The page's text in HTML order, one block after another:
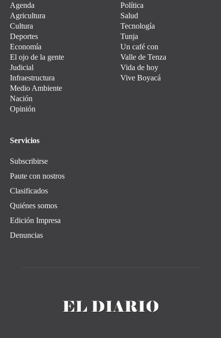
Agenda
Agricultura
Cultura
Deportes
Economía
El ojo de la gente
Judicial
Infraestructura
Medio Ambiente
Nación
Opinión
Política
Salud
Tecnología
Tunja
Un café con
Valle de Tenza
Vida de hoy
Vive Boyacá
Servicios
Subscribirse
Paute con nostros
Clasificados
Quiénes somos
Edición Impresa
Denuncias